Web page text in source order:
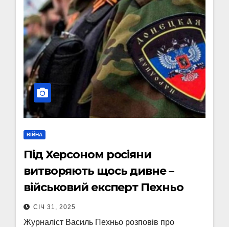
ВІЙНА
Під Херсоном росіяни
витворяють щось дивне –
військовий експерт Пехньо
СІЧ 31, 2025
Журналіст Василь Пехньо розповів про